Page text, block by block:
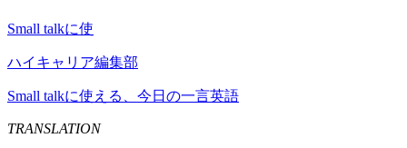
Small talkに使
ハイキャリア編集部
Small talkに使える、今日の一言英語
TRANSLATION